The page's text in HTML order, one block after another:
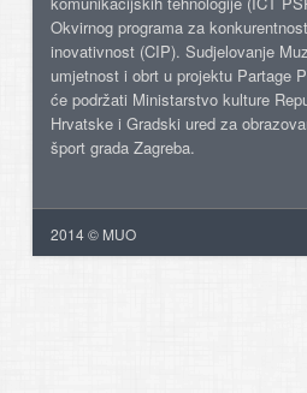
Okvirnog programa za
inovativnost (CIP). Sudjelovanje
umjetnost i obrt u projektu Partage
će podržati Ministarstvo kulture
Hrvatske i Gradski ured za
šport grada Zagreba.
2014 © MUO